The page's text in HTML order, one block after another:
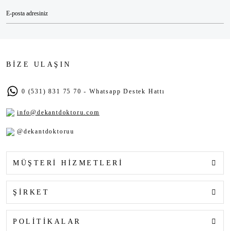
BİZE ULAŞIN
0 (531) 831 75 70 - Whatsapp Destek Hattı
info@dekantdoktoru.com
@dekantdoktoruu
MÜŞTERİ HİZMETLERİ
ŞİRKET
POLİTİKALAR